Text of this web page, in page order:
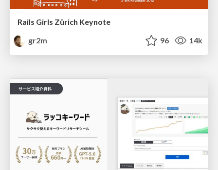
Rails Girls Zürich Keynote
gr2m
96 14k